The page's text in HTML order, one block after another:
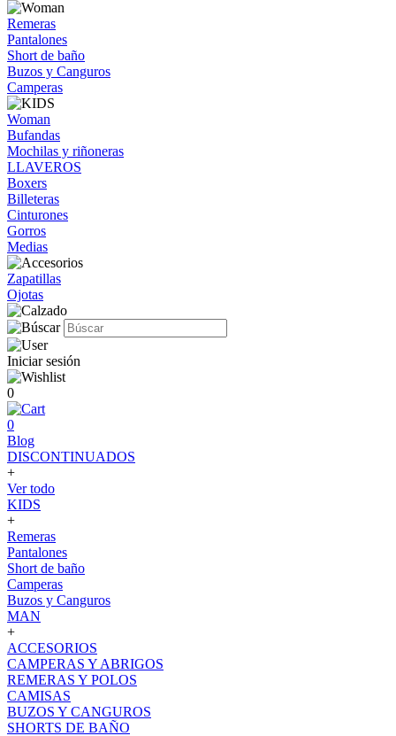
Remeras
Pantalones
Short de baño
Buzos y Canguros
Camperas
Woman
Bufandas
Mochilas y riñoneras
LLAVEROS
Boxers
Billeteras
Cinturones
Gorros
Medias
Zapatillas
Ojotas
Iniciar sesión
0
0
Blog
DISCONTINUADOS
+
Ver todo
KIDS
+
Remeras
Pantalones
Short de baño
Camperas
Buzos y Canguros
MAN
+
ACCESORIOS
CAMPERAS Y ABRIGOS
REMERAS Y POLOS
CAMISAS
BUZOS Y CANGUROS
SHORTS DE BAÑO